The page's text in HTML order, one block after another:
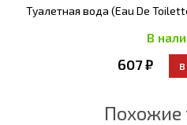
Туалетная вода (Eau De
В
607 ₽
Похожие